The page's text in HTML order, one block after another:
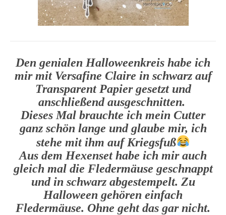
Den genialen Halloweenkreis habe ich
mir mit Versafine Claire in schwarz auf
Transparent Papier gesetzt und
anschließend ausgeschnitten.
Dieses Mal brauchte ich mein Cutter
ganz schön lange und glaube mir, ich
stehe mit ihm auf Kriegsfuß
Aus dem Hexenset habe ich mir auch
gleich mal die Fledermäuse geschnappt
und in schwarz abgestempelt. Zu
Halloween gehören einfach
Fledermäuse. Ohne geht das gar nicht.